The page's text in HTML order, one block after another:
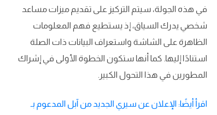
في هذه الجولة، سيتم التركيز على تقديم ميزات مساعد
شخصي يدرك السياق، إذ يستطيع فهم المعلومات
الظاهرة على الشاشة واستعراف البيانات ذات الصلة
استنادًا إليها. كما أنها ستكون الخطوة الأولى في إشراك
المطورين في هذا التحول الكبير.
اقرأ أيضًا: الإعلان عن سيري الجديد من آبل المدعوم بـ